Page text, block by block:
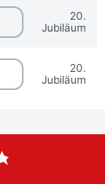
20.
Jubiläum
20.
Jubiläum